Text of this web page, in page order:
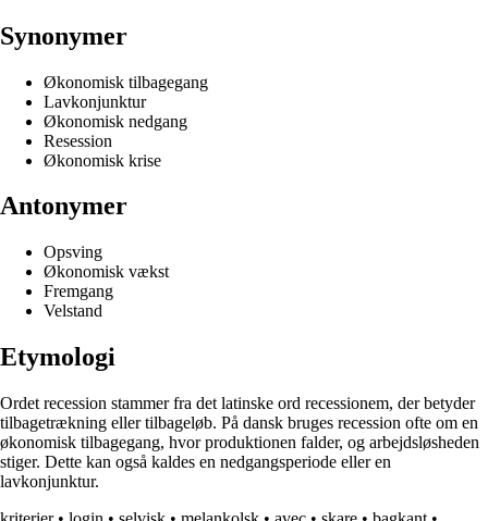
Synonymer
Økonomisk tilbagegang
Lavkonjunktur
Økonomisk nedgang
Resession
Økonomisk krise
Antonymer
Opsving
Økonomisk vækst
Fremgang
Velstand
Etymologi
Ordet recession stammer fra det latinske ord recessionem, der betyder
tilbagetrækning eller tilbageløb. På dansk bruges recession ofte om en
økonomisk tilbagegang, hvor produktionen falder, og arbejdsløsheden
stiger. Dette kan også kaldes en nedgangsperiode eller en
lavkonjunktur.